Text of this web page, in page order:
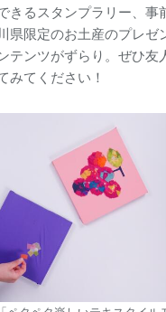
きるスタンプラリー、事
県限定のお土産のプレゼ
テンツがずらり。ぜひ友
みてください！